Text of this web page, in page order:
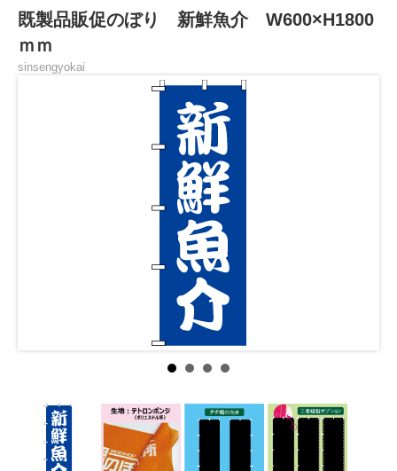
既製品販促のぼり 新鮮魚介 W600×H1800
ｍｍ
sinsengyokai